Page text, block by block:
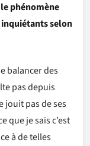
phénomène
inquiétants selon
balancer des
pas depuis
jouit pas de ses
que je sais c’est
à de telles